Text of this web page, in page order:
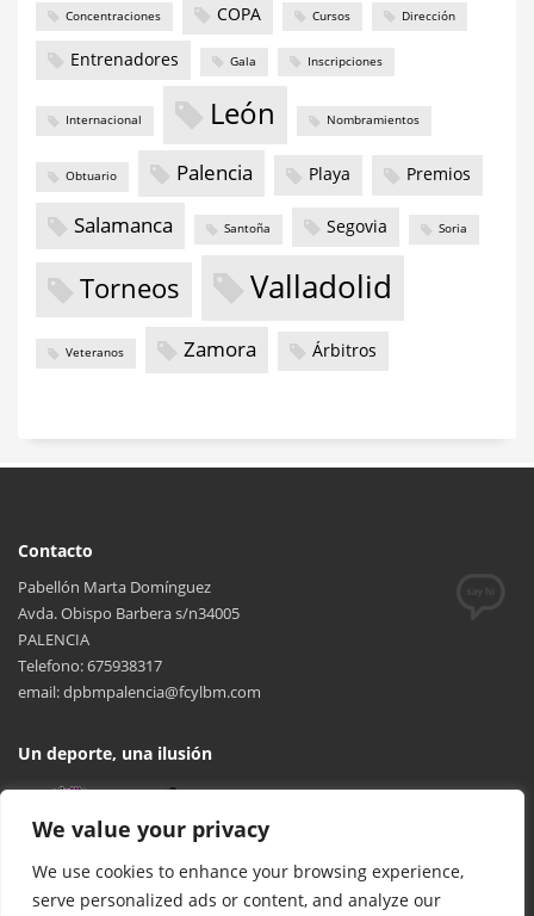
We value your privacy
We use cookies to enhance your browsing experience,
serve personalized ads or content, and analyze our
Concentraciones COPA Cursos Dirección
Entrenadores Gala Inscripciones
Internacional León Nombramientos
Obtuario Palencia Playa Premios
Salamanca Santoña Segovia Soria
Torneos Valladolid
Veteranos Zamora Árbitros
Contacto
Pabellón Marta Domínguez
Avda. Obispo Barbera s/n34005
PALENCIA
Telefono: 675938317
email: dpbmpalencia@fcylbm.com
Un deporte, una ilusión